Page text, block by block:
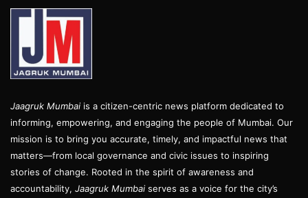
Jaagruk Mumbai is a citizen-centric news platform dedicated to
informing, empowering, and engaging the people of Mumbai. Our
mission is to bring you accurate, timely, and impactful news that
matters—from local governance and civic issues to inspiring
stories of change. Rooted in the spirit of awareness and
accountability, Jaagruk Mumbai serves as a voice for the city’s